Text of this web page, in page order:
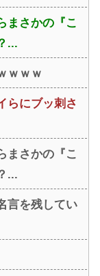
まさかの『こ
...
ｗｗｗ
らにブッ刺さ
まさかの『こ
...
言を残してい